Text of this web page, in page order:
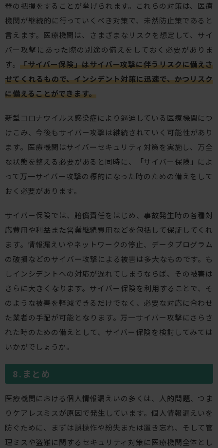
器の把握をすることが挙げられます。これらの対策は、医療
機関が継続的に行っていくべき対策で、未然防止策であると
言えます。医療機関は、さまざまなリスクを想定して、サイ
バー攻撃にあった際の別途の備えをしておく必要がありま
す。 「サイバー保険」はサイバー攻撃に伴うリスクに備えさ
せてくれるもので、インシデント対策に迅速で、かつリスク
に備えることができます。
新型コロナウイルス感染症により逼迫している医療機関につ
けこみ、今後もサイバー攻撃は継続されていく可能性があり
ます。医療機関はサイバーセキュリティ対策を実施し、万全
な状態を整える必要があると同時に、「サイバー保険」によ
って万一サイバー攻撃の標的になった時のための備えをして
おく必要があります。
サイバー保険では、賠償責任をはじめ、事故発生時の各種対
応費用や利益また営業継続費用などを包括して保証してくれ
ます。情報漏えいやネットワークの停止、データプログラム
の破損などのサイバー攻撃による被害は多大なものです。も
しインシデントへの対応が遅れてしまうならば、その被害は
さらに大きくなります。サイバー保険を利用することで、そ
のような被害を軽減できるだけでなく、必要な対応に合わせ
た業者の手配が可能となります。万一サイバー攻撃にさらさ
れた時のための備えとして、サイバー保険を検討してみては
いかがでしょうか。
まとめ
医療機関における個人情報漏えいの多くは、人的問題、つま
りケアレスミスが原因で発生しています。個人情報漏えいを
防ぐために、まずは誤操作や紛失または置き忘れ、そして管
理ミスや盗難に関するセキュリティ対策に医療機関全体とし